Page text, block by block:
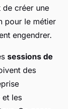
de créer une
pour le métier
engendrer.
sessions de
des
et les